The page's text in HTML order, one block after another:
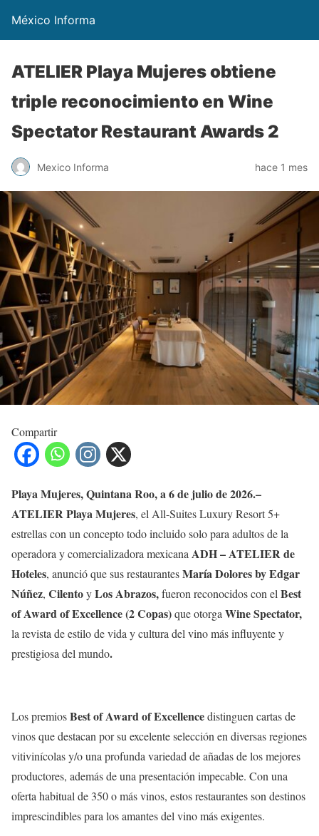
México Informa
ATELIER Playa Mujeres obtiene
triple reconocimiento en Wine
Spectator Restaurant Awards 2
Mexico Informa hace 1 mes
Compartir
Playa Mujeres, Quintana Roo, a 6 de julio de 2026.–
ATELIER Playa Mujeres, el All-Suites Luxury Resort 5+
estrellas con un concepto todo incluido solo para adultos de la
operadora y comercializadora mexicana ADH – ATELIER de
Hoteles, anunció que sus restaurantesMaría Dolores by Edgar
Núñez, CilentoyLos Abrazos,fueron reconocidos con el Best
of Award of Excellence (2 Copas)que otorga Wine Spectator,
la revista de estilo de vida y cultura del vino más influyente y
prestigiosa del mundo.
Los premiosBest of Award of Excellencedistinguen cartas de
vinos que destacan por su excelente selección en diversas regiones
vitivinícolas y/o una profunda variedad de añadas de los mejores
productores, además de una presentación impecable. Con una
oferta habitual de 350 o más vinos, estos restaurantes son destinos
imprescindibles para los amantes del vino más exigentes.